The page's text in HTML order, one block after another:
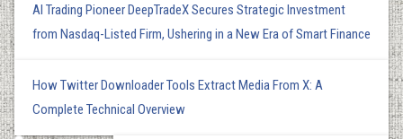
AI Trading Pioneer DeepTradeX Secures Strategic Investment
from Nasdaq-Listed Firm, Ushering in a New Era of Smart Finance
How Twitter Downloader Tools Extract Media From X: A
Complete Technical Overview